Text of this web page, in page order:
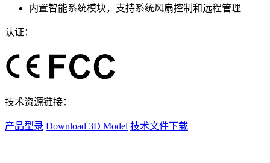
内置智能系统模块，支持系统风扇控制和远程管理
认证：
技术资源链接：
产品型录 Download 3D Model 技术文件下载